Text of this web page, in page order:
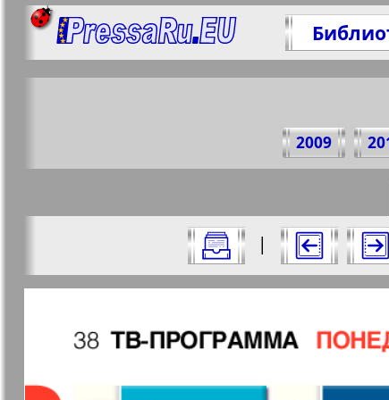
2009
Все номера журнала "7плюс7я" за
|
Страницы журнала
1
https://
Апельсин
Баден-